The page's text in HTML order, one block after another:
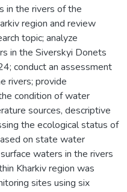
in the rivers of the
region and review
topic; analyze
in the Siverskyi Donets
conduct an assessment
rivers; provide
condition of water
sources, descriptive
the ecological status of
on state water
waters in the rivers
Kharkiv region was
sites using six